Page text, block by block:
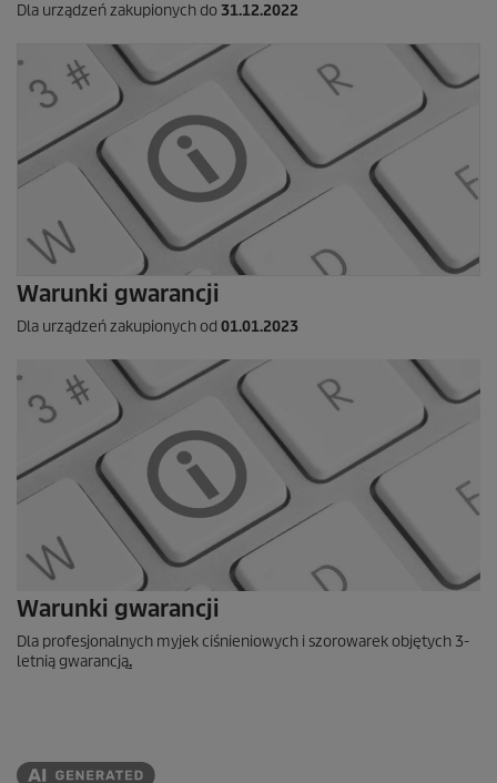
Dla urządzeń zakupionych do 31.12.2022
Warunki gwarancji
Dla urządzeń zakupionych od 01.01.2023
Warunki gwarancji
Dla profesjonalnych myjek ciśnieniowych i szorowarek objętych 3-
letnią gwarancją.